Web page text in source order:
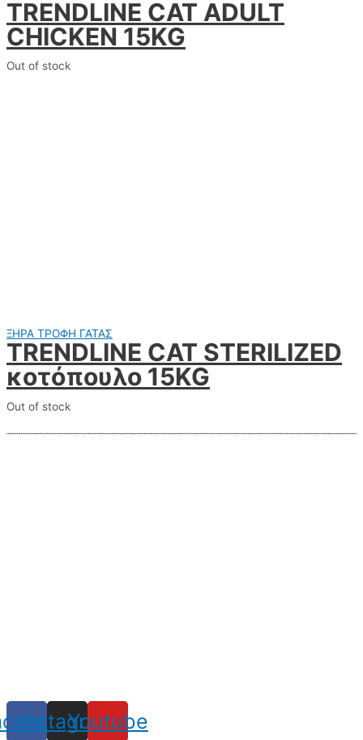
TRENDLINE CAT ADULT
CHICKEN 15KG
Out of stock
ΞΗΡΑ ΤΡΟΦΗ ΓΑΤΑΣ
TRENDLINE CAT STERILIZED
κοτόπουλο 15KG
Out of stock
Instagram
Youtube